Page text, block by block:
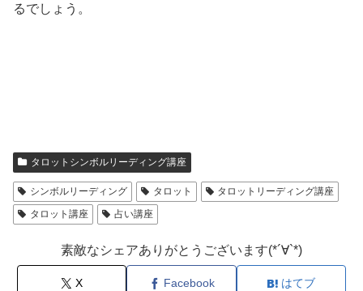
るでしょう。
タロットシンボルリーディング講座
シンボルリーディング タロット
タロットリーディング講座
タロット講座
占い講座
素敵なシェアありがとうございます(*´∀`*)
X Facebook はてブ